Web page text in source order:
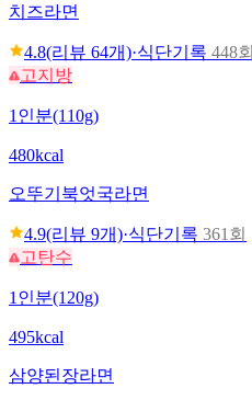
치즈라면
4.8(리뷰 64개)·식단기록 448회
고지방
1인분(110g)
480kcal
오뚜기 북엇국라면
4.9(리뷰 9개)·식단기록 361회
고탄수
1인분(120g)
495kcal
삼양된장라면